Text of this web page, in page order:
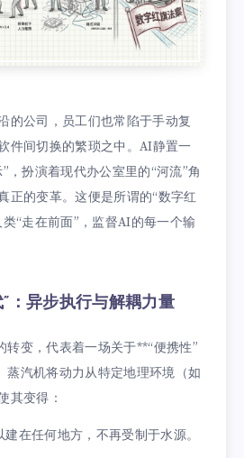
的公司，员工们也常陷于手动复
件间切换的繁琐之中。AI静置一
，扮演着现代办公室里的“河流”角
正的变革。这便是所谓的“数字红
“走在前面”，监督AI的每一个输
：异步执行与解耦力量
转变，代表着一场关于**“便携性”
蒸汽机将动力从特定地理环境（如
其变得：
建在任何地方，不再受制于水源。